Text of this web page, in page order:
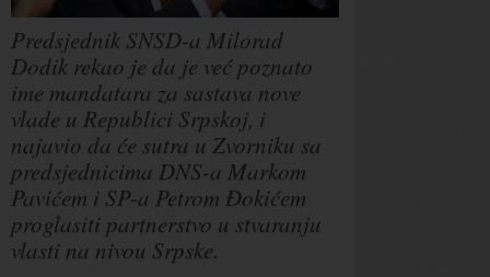
Predsjednik SNSD-a Milorad
Dodik rekao je da je već poznato
ime mandatara za sastava nove
vlade u Republici Srpskoj, i
najavio da će sutra u Zvorniku sa
predsjednicima DNS-a Markom
Pavićem i SP-a Petrom Đokićem
proglasiti partnerstvo u stvaranju
vlasti na nivou Srpske.